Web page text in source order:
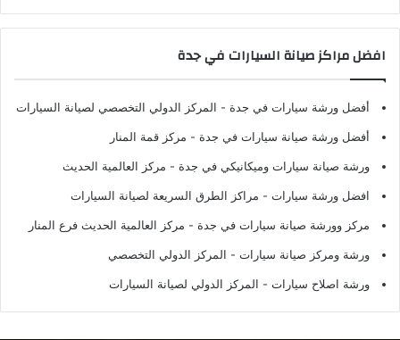
افضل مراكز صيانة السيارات في جدة
أفضل ورشة سيارات في جدة - المركز الدولي التخصصي لصيانة السيارات
أفضل ورشة صيانة سيارات في جدة - مركز قمة المنار
ورشة صيانة سيارات وميكانيكي في جدة - مركز العالمية الحديث
افضل ورشة سيارات - مراكز الطرق السريعة لصيانة السيارات
مركز وورشة صيانة سيارات في جدة - مركز العالمية الحديث فرع المنار
ورشة ومركز صيانة سيارات - المركز الدولي التخصصي
ورشة اصلاح سيارات - المركز الدولي لصيانة السيارات